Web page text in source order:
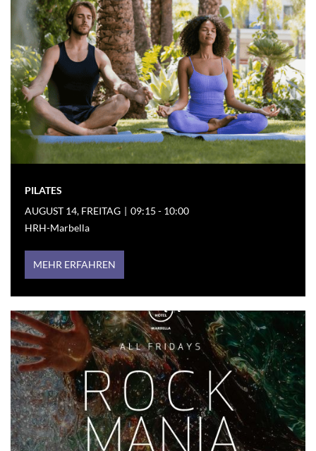
PILATES
AUGUST 14, FREITAG
09:15 - 10:00
HRH-Marbella
MEHR ERFAHREN